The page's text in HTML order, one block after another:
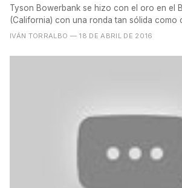
Tyson Bowerbank se hizo con el oro en el
(California) con una ronda tan sólida como
IVÁN TORRALBO — 18 DE ABRIL DE 2016